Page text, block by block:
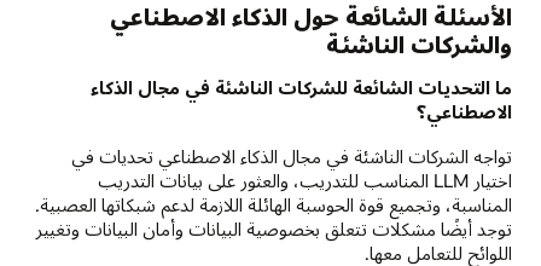
الأسئلة الشائعة حول الذكاء الاصطناعي
والشركات الناشئة
ما التحديات الشائعة للشركات الناشئة في مجال الذكاء
الاصطناعي؟
تواجه الشركات الناشئة في مجال الذكاء الاصطناعي تحديات في
اختيار LLM المناسب للتدريب، والعثور على بيانات التدريب
المناسبة، وتجميع قوة الحوسبة الهائلة اللازمة لدعم شبكاتها العصبية.
توجد أيضًا مشكلات تتعلق بخصوصية البيانات وأمان البيانات وتغيير
اللوائح للتعامل معها.